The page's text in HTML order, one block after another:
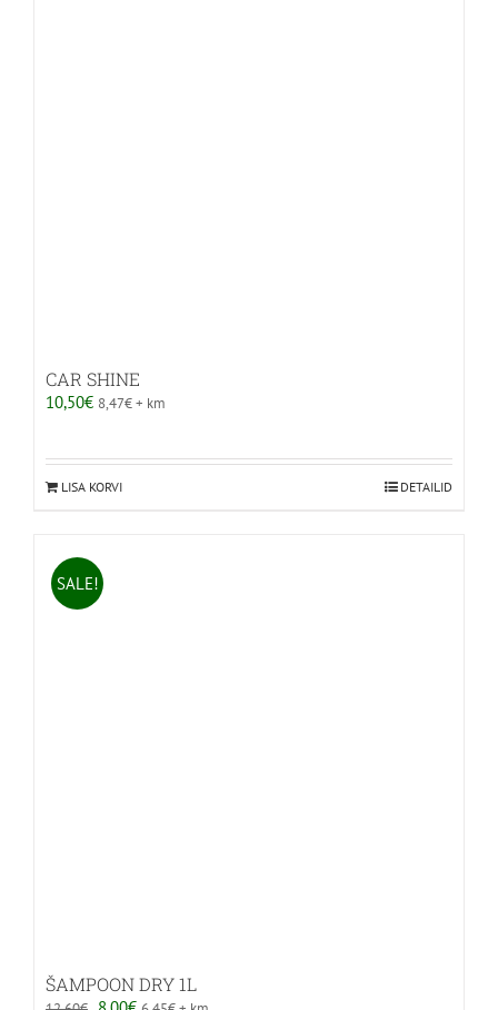
CAR SHINE
10,50€ 8,47€+ km
LISA KORVI DETAILID
SALE!
ŠAMPOON DRY 1L